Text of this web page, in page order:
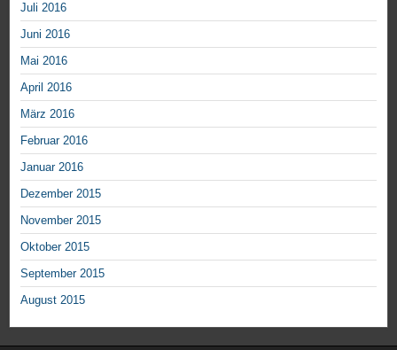
Juli 2016
Juni 2016
Mai 2016
April 2016
März 2016
Februar 2016
Januar 2016
Dezember 2015
November 2015
Oktober 2015
September 2015
August 2015